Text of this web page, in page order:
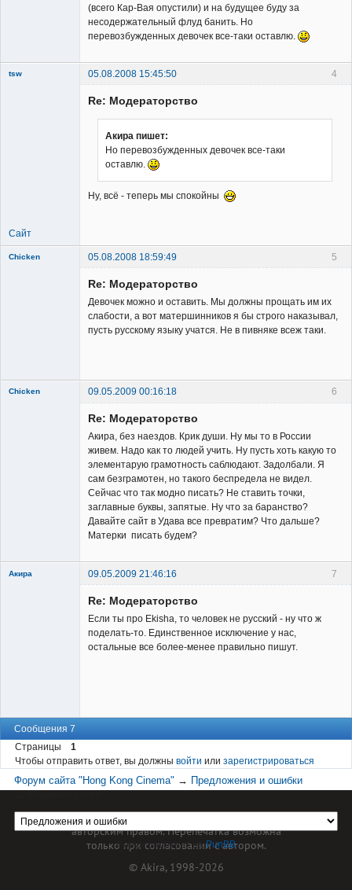
(всего Кар-Вая опустили) и на будущее буду за
несодержательный флуд банить. Но
перевозбужденных девочек все-таки оставлю.
4
tsw
05.08.2008 15:45:50
Re: Модераторство
Акира пишет:
Но перевозбужденных девочек все-таки
оставлю.
Ну, всё - теперь мы спокойны
Сайт
5
Chicken
05.08.2008 18:59:49
Re: Модераторство
Девочек можно и оставить. Мы должны прощать им их
слабости, а вот матершинников я бы строго наказывал,
пусть русскому языку учатся. Не в пивняке всеж таки.
6
Chicken
09.05.2009 00:16:18
Re: Модераторство
Акира, без наездов. Крик души. Ну мы то в России
живем. Надо как то людей учить. Ну пусть хоть какую то
элементарую грамотность саблюдают. Задолбали. Я
сам безграмотен, но такого беспредела не видел.
Сейчас что так модно писать? Не ставить точки,
заглавные буквы, запятые. Ну что за баранство?
Давайте сайт в Удава все превратим? Что дальше?
Матерки писать будем?
7
Акира 09.05.2009 21:46:16
Re: Модераторство
Если ты про Ekisha, то человек не русский - ну что ж
поделать-то. Единственное исключение у нас,
остальные все более-менее правильно пишут.
Сообщения 7
Страницы
1
Чтобы отправить ответ, вы должны войти или зарегистрироваться
Форум сайта "Hong Kong Cinema" → Предложения и ошибки
Форум работает наPunBB
Материал сайта hkcinema.ru защищен
авторским правом. Перепечатка возможна
только при согласовании с автором.
© Akira, 1998-2026